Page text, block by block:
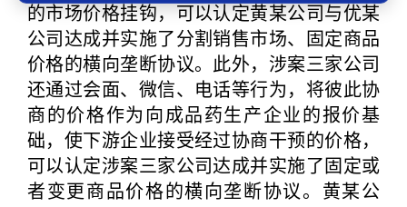
的市场价格挂钩，可以认定黄某公司与优某
公司达成并实施了分割销售市场、固定商品
价格的横向垄断协议。此外，涉案三家公司
还通过会面、微信、电话等行为，将彼此协
商的价格作为向成品药生产企业的报价基
础，使下游企业接受经过协商干预的价格，
可以认定涉案三家公司达成并实施了固定或
者变更商品价格的横向垄断协议。黄某公